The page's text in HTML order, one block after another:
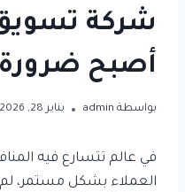
شركة
أصبح ضرورة
بواسطة admin يناير 28, 2026
في عالم تتسارع فيه
العملاء بشكل مستمر، لم